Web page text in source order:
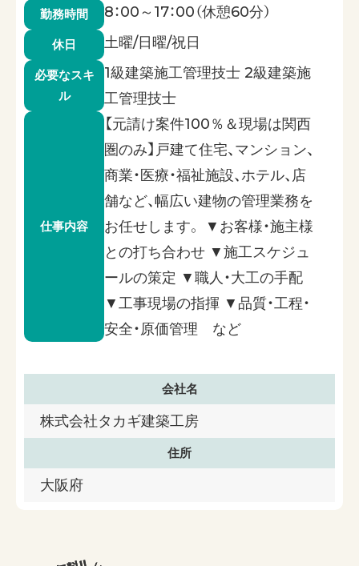
勤務時間 8：00～17：00（休憩60分）
休日 土曜/日曜/祝日
必要なスキ
ル
1級建築施工管理技士 2級建築施
工管理技士
仕事内容
【元請け案件100％＆現場は関西
圏のみ】戸建て住宅、マンション、
商業・医療・福祉施設、ホテル、店
舗など、幅広い建物の管理業務を
お任せします。 ▼お客様・施主様
との打ち合わせ ▼施工スケジュ
ールの策定 ▼職人・大工の手配
▼工事現場の指揮 ▼品質・工程・
安全・原価管理 など
会社名
株式会社タカギ建築工房
住所
大阪府